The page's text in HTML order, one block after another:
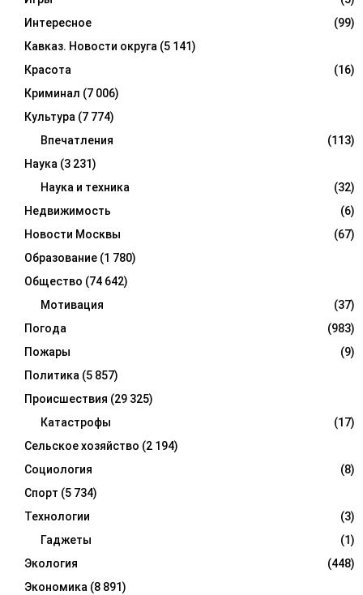
Интересное
(99)
Кавказ. Новости округа (5 141)
Красота
(16)
Криминал (7 006)
Культура (7 774)
Впечатления
(113)
Наука (3 231)
Наука и техника
(32)
Недвижимость
(6)
Новости Москвы
(67)
Образование (1 780)
Общество (74 642)
Мотивация
(37)
Погода
(983)
Пожары
(9)
Политика (5 857)
Происшествия (29 325)
Катастрофы
(17)
Сельское хозяйство (2 194)
Социология
(8)
Спорт (5 734)
Технологии
(3)
Гаджеты
(1)
Экология
(448)
Экономика (8 891)